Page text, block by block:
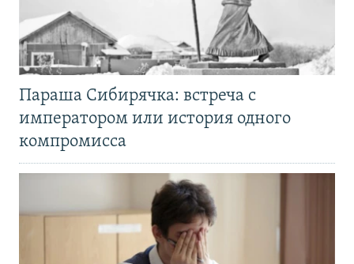
Параша Сибирячка: встреча с
императором или история одного
компромисса